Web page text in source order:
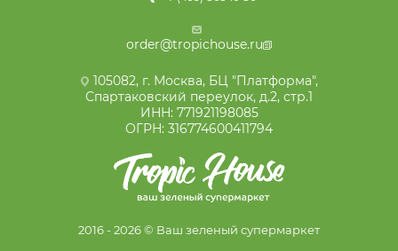
order@tropichouse.ru
105082, г. Москва, БЦ "Платформа",
Спартаковский переулок, д.2, стр.1
ИНН: 771921198085
ОГРН: 316774600411794
2016 - 2026 © Ваш зеленый супермаркет